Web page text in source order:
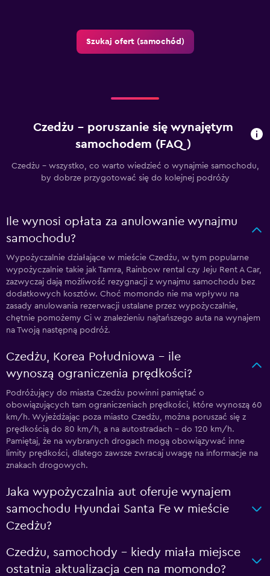
Szukaj ofert (samochód)
Czedżu – poruszanie się wynajętym
samochodem (FAQ)
Czedżu - wszystko, co warto wiedzieć o wynajmie samochodu,
by dobrze przygotować się do kolejnej podróży
Ile wynosi opłata za anulowanie wynajmu
samochodu?
Wypożyczalnie działające w mieście Czedżu, w tym popularne
wypożyczalnie takie jak Tamra, Rainbow rental czy Jeju Rent A Car,
zazwyczaj dają możliwość rezygnacji z wynajmu samochodu bez
dodatkowych kosztów. Choć momondo nie ma wpływu na
zasady anulowania rezerwacji ustalane przez wypożyczalnie,
chętnie pomożemy Ci w znalezieniu najtańszego auta na wynajem
na Twoją następną podróż.
Czedżu, Korea Południowa – ile
wynoszą ograniczenia prędkości?
Podróżujący do miasta Czedżu powinni pamiętać o
obowiązujących tam ograniczeniach prędkości, które wynoszą 60
km/h. Wyjeżdżając poza miasto Czedżu, można poruszać się z
prędkością do 80 km/h, a na autostradach – do 120 km/h.
Pamiętaj, że na wybranych drogach mogą obowiązywać inne
limity prędkości, dlatego zawsze zwracaj uwagę na informacje na
znakach drogowych.
Jaka wypożyczalnia aut oferuje wynajem
samochodu Hyundai Santa Fe w mieście
Czedżu?
Czedżu, samochody – kiedy miała miejsce
ostatnia aktualizacja cen na momondo?